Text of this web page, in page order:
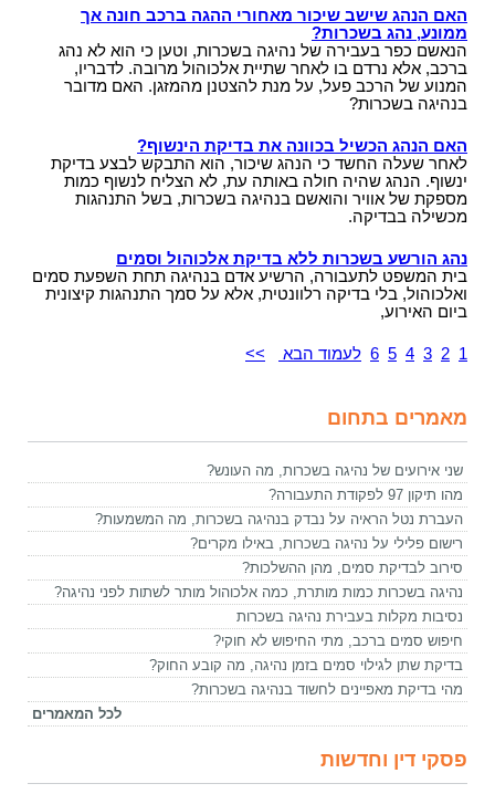
האם הנהג שישב שיכור מאחורי ההגה ברכב חונה אך
ממונע, נהג בשכרות?
הנאשם כפר בעבירה של נהיגה בשכרות, וטען כי הוא לא נהג
ברכב, אלא נרדם בו לאחר שתיית אלכוהול מרובה. לדבריו,
המנוע של הרכב פעל, על מנת להצטנן מהמזגן. האם מדובר
בנהיגה בשכרות?
האם הנהג הכשיל בכוונה את בדיקת הינשוף?
לאחר שעלה החשד כי הנהג שיכור, הוא התבקש לבצע בדיקת
ינשוף. הנהג שהיה חולה באותה עת, לא הצליח לנשוף כמות
מספקת של אוויר והואשם בנהיגה בשכרות, בשל התנהגות
מכשילה בבדיקה.
נהג הורשע בשכרות ללא בדיקת אלכוהול וסמים
בית המשפט לתעבורה, הרשיע אדם בנהיגה תחת השפעת סמים
ואלכוהול, בלי בדיקה רלוונטית, אלא על סמך התנהגות קיצונית
ביום האירוע,
1
2
3
4
5
6 לעמוד הבא >>
מאמרים בתחום
שני אירועים של נהיגה בשכרות, מה העונש?
מהו תיקון 97 לפקודת התעבורה?
העברת נטל הראיה על נבדק בנהיגה בשכרות, מה המשמעות?
רישום פלילי על נהיגה בשכרות, באילו מקרים?
סירוב לבדיקת סמים, מהן ההשלכות?
נהיגה בשכרות כמות מותרת, כמה אלכוהול מותר לשתות לפני נהיגה?
נסיבות מקלות בעבירת נהיגה בשכרות
חיפוש סמים ברכב, מתי החיפוש לא חוקי?
בדיקת שתן לגילוי סמים בזמן נהיגה, מה קובע החוק?
מהי בדיקת מאפיינים לחשוד בנהיגה בשכרות?
לכל המאמרים
פסקי דין וחדשות